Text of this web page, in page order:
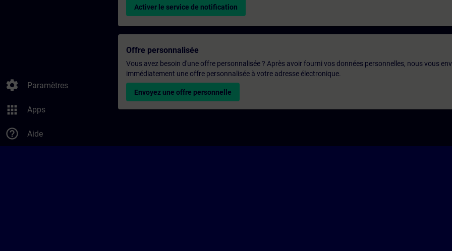
settings Paramètres
apps Apps
help_outline Aide
Activer le service de notification
Offre personnalisée
Vous avez besoin d'une offre personnalisée ? Après avoir fourni vos données personnelles, nous vous
immédiatement une offre personnalisée à votre adresse électronique.
Envoyez une offre personnelle